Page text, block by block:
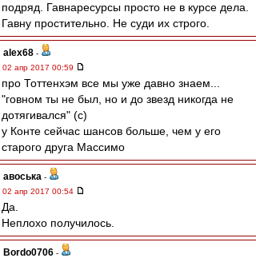
подряд. Гавнаресурсы просто не в курсе дела.
Гавну простительно. Не суди их строго.
alex68 -
02 апр 2017 00:59
про Тоттенхэм все мы уже давно знаем...
"говном ты не был, но и до звезд никогда не
дотягивался" (с)
у Конте сейчас шансов больше, чем у его
старого друга Массимо
авоська -
02 апр 2017 00:54
Да.
Неплохо получилось.
Bordo0706 -